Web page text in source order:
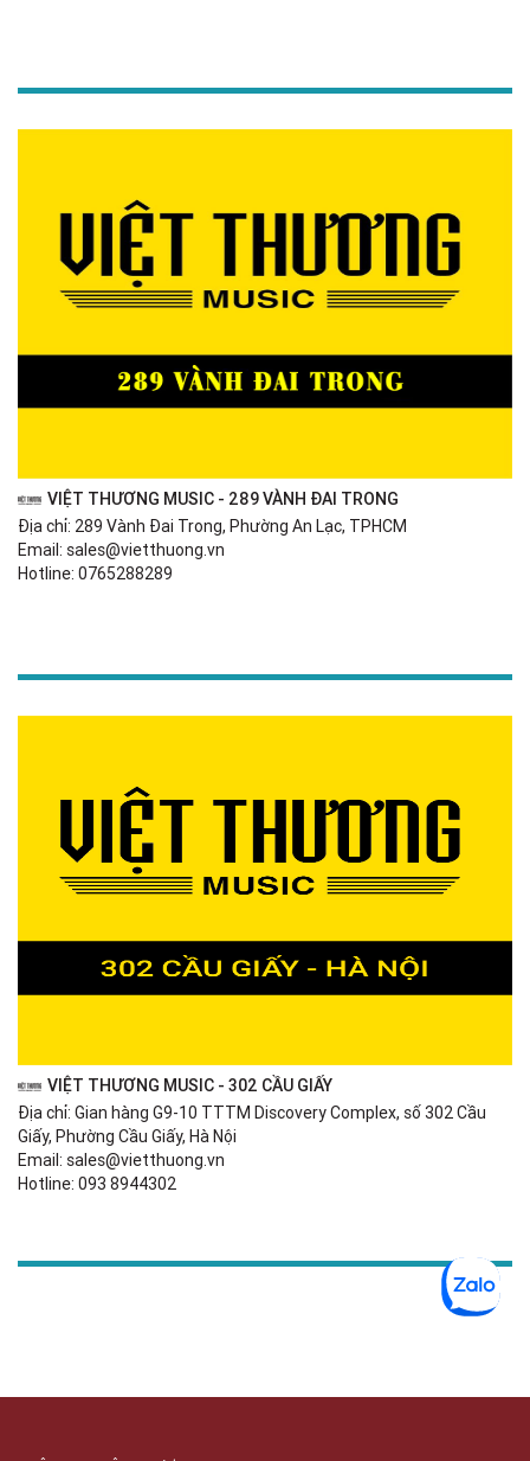
VIỆT THƯƠNG MUSIC - 289 VÀNH ĐAI TRONG
Địa chỉ: 289 Vành Đai Trong, Phường An Lạc, TPHCM
Email: sales@vietthuong.vn
Hotline: 0765288289
VIỆT THƯƠNG MUSIC - 302 CẦU GIẤY
Địa chỉ: Gian hàng G9-10 TTTM Discovery Complex, số 302 Cầu
Giấy, Phường Cầu Giấy, Hà Nội
Email: sales@vietthuong.vn
Hotline: 093 8944302